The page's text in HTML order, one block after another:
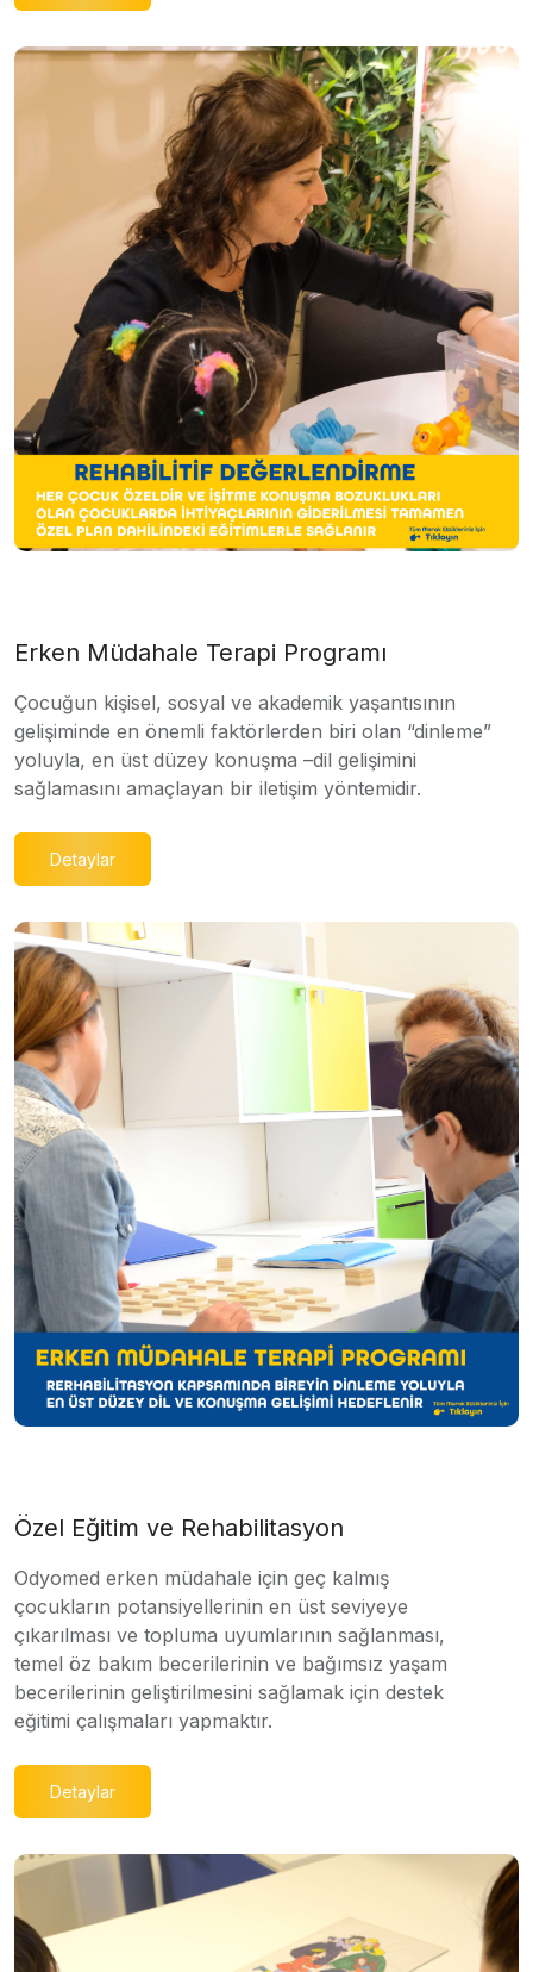
Erken Müdahale Terapi Programı
Çocuğun kişisel, sosyal ve akademik yaşantısının
gelişiminde en önemli faktörlerden biri olan “dinleme”
yoluyla, en üst düzey konuşma –dil gelişimini
sağlamasını amaçlayan bir iletişim yöntemidir.
Detaylar
Özel Eğitim ve Rehabilitasyon
Odyomed erken müdahale için geç kalmış
çocukların potansiyellerinin en üst seviyeye
çıkarılması ve topluma uyumlarının sağlanması,
temel öz bakım becerilerinin ve bağımsız yaşam
becerilerinin geliştirilmesini sağlamak için destek
eğitimi çalışmaları yapmaktır.
Detaylar